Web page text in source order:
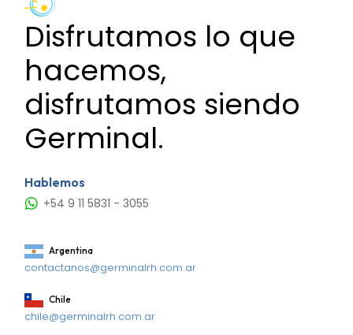
Disfrutamos lo que
hacemos,
disfrutamos siendo
Germinal.
Hablemos
+54 9 11 5831 - 3055
Argentina
contactanos@germinalrh.com.ar
Chile
chile@germinalrh.com.ar